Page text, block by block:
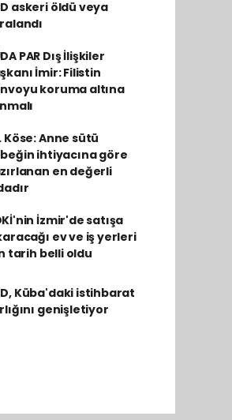
askeri öldü veya
PAR Dış İlişkiler
İmir: Filistin
koruma altına
Köse: Anne sütü
ihtiyacına göre
en değerli
İzmir'de satışa
ev ve iş yerleri
tarih belli oldu
Küba'daki istihbarat
genişletiyor